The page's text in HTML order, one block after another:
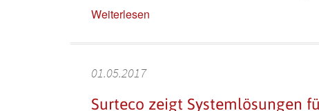
Weiterlesen
01.05.2017
Surteco zeigt Systemlösungen